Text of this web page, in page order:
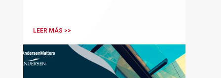
formación del fondo, hasta el primer
LEER MÁS >>